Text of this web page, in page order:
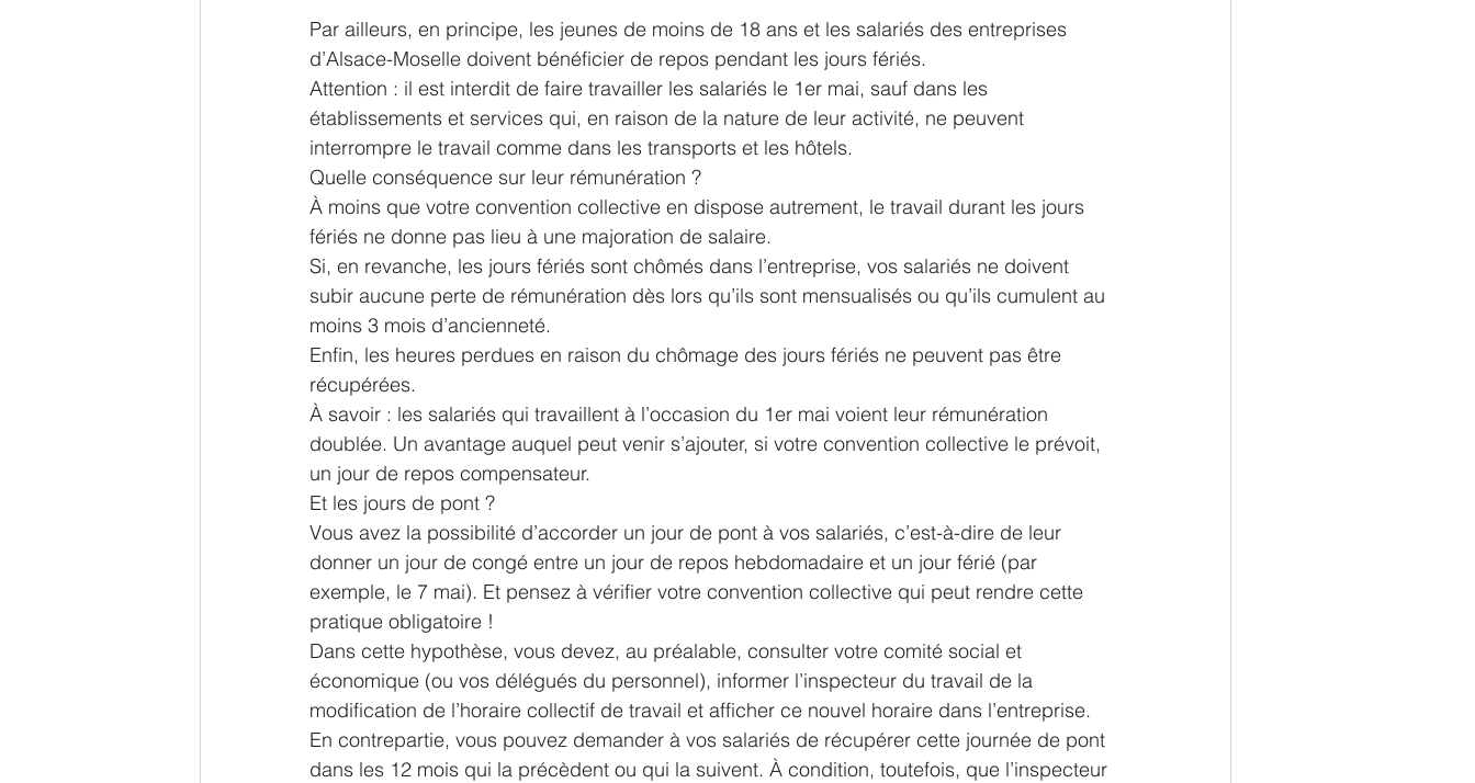
Par ailleurs, en principe, les jeunes de moins de 18 ans et les salariés des entreprises
d’Alsace-Moselle doivent bénéficier de repos pendant les jours fériés.
Attention : il est interdit de faire travailler les salariés le 1er mai, sauf dans les
établissements et services qui, en raison de la nature de leur activité, ne peuvent
interrompre le travail comme dans les transports et les hôtels.
Quelle conséquence sur leur rémunération ?
À moins que votre convention collective en dispose autrement, le travail durant les jours
fériés ne donne pas lieu à une majoration de salaire.
Si, en revanche, les jours fériés sont chômés dans l’entreprise, vos salariés ne doivent
subir aucune perte de rémunération dès lors qu’ils sont mensualisés ou qu’ils cumulent au
moins 3 mois d’ancienneté.
Enfin, les heures perdues en raison du chômage des jours fériés ne peuvent pas être
récupérées.
À savoir : les salariés qui travaillent à l’occasion du 1er mai voient leur rémunération
doublée. Un avantage auquel peut venir s’ajouter, si votre convention collective le prévoit,
un jour de repos compensateur.
Et les jours de pont ?
Vous avez la possibilité d’accorder un jour de pont à vos salariés, c’est-à-dire de leur
donner un jour de congé entre un jour de repos hebdomadaire et un jour férié (par
exemple, le 7 mai). Et pensez à vérifier votre convention collective qui peut rendre cette
pratique obligatoire !
Dans cette hypothèse, vous devez, au préalable, consulter votre comité social et
économique (ou vos délégués du personnel), informer l’inspecteur du travail de la
modification de l’horaire collectif de travail et afficher ce nouvel horaire dans l’entreprise.
En contrepartie, vous pouvez demander à vos salariés de récupérer cette journée de pont
dans les 12 mois qui la précèdent ou qui la suivent. À condition, toutefois, que l’inspecteur